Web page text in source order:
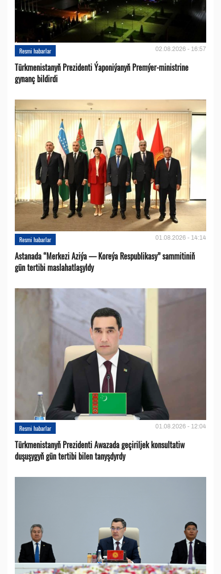
Resmi habarlar 02.08.2026 - 16:57
Türkmenistanyň Prezidenti Ýaponiýanyň Premýer-ministrine
gynanç bildirdi
Resmi habarlar 01.08.2026 - 14:14
Astanada “Merkezi Aziýa — Koreýa Respublikasy” sammitiniň
gün tertibi maslahatlaşyldy
Resmi habarlar 01.08.2026 - 12:04
Türkmenistanyň Prezidenti Awazada geçiriljek konsultatiw
duşuşygyň gün tertibi bilen tanyşdyrdy